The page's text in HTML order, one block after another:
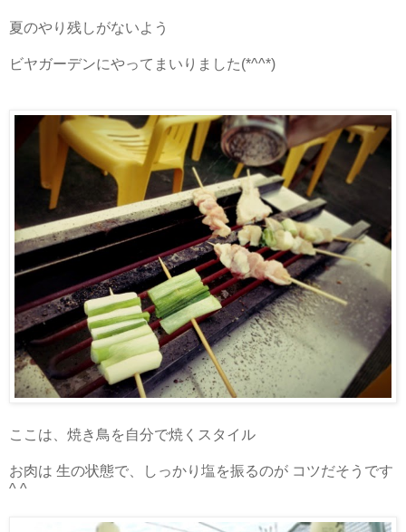
夏のやり残しがないよう
ビヤガーデンにやってまいりました(*^^*)
ここは、焼き鳥を自分で焼くスタイル
お肉は 生の状態で、しっかり塩を振るのが コツだそうです
^ ^